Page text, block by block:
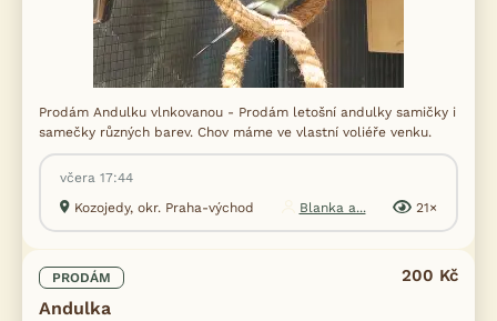
Prodám Andulku vlnkovanou - Prodám letošní andulky samičky i
samečky různých barev. Chov máme ve vlastní voliéře venku.
včera 17:44
Kozojedy, okr. Praha-východ
Blanka a... 21×
PRODÁM
Andulka
200 Kč